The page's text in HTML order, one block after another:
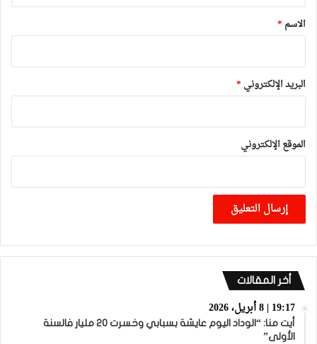
*
الاسم *
البريد الإلكتروني *
الموقع الإلكتروني
أخر المقالات
19:17 | 8 أبريل، 2026
أيت منا: “الوداد اليوم عايشة بسبابي وخسرت 20 مليار فالسنة
الأولى”